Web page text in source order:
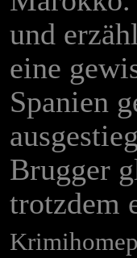
und
eine
Spanien
Brugger
trotzdem